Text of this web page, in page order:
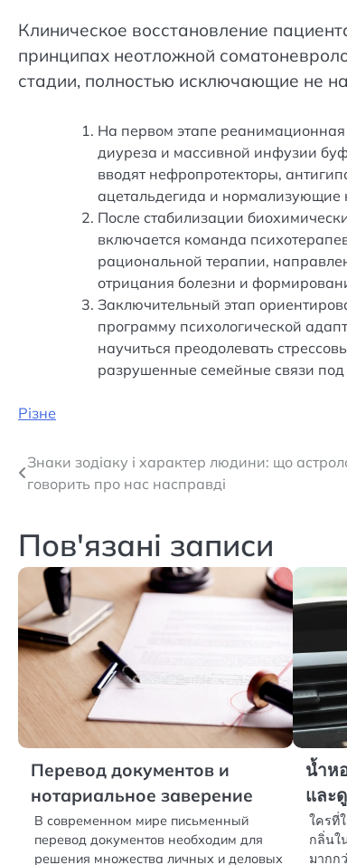
Клиническое восстановление
принципах неотложной
стадии, полностью исключающие не
На первом этапе реанимационная
диуреза и массивной инфузии
вводят нефропротекторы,
ацетальдегида и
После стабилизации
включается команда
рациональной терапии,
отрицания болезни и
Заключительный этап
программу психологической
научиться преодолевать
разрушенные семейные связи
Різне
Навігація
записів
Знаки зодіаку і характер людини: що
говорить про нас насправді
Пов'язані записи
Перевод документов и
нотариальное заверение
В современном мире письменный
перевод документов необходим для
решения множества личных и деловых
น้ำห
และ
ใครที่
กลิ่นใ
มากก